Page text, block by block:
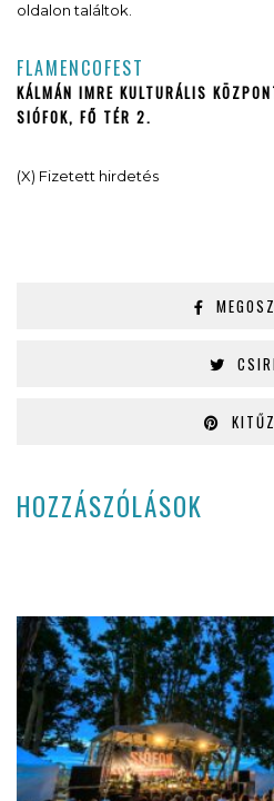
oldalon találtok.
FLAMENCOFEST
KÁLMÁN IMRE KULTURÁLIS
SIÓFOK, FŐ TÉR 2.
(X) Fizetett hirdetés
HOZZÁSZÓLÁSOK